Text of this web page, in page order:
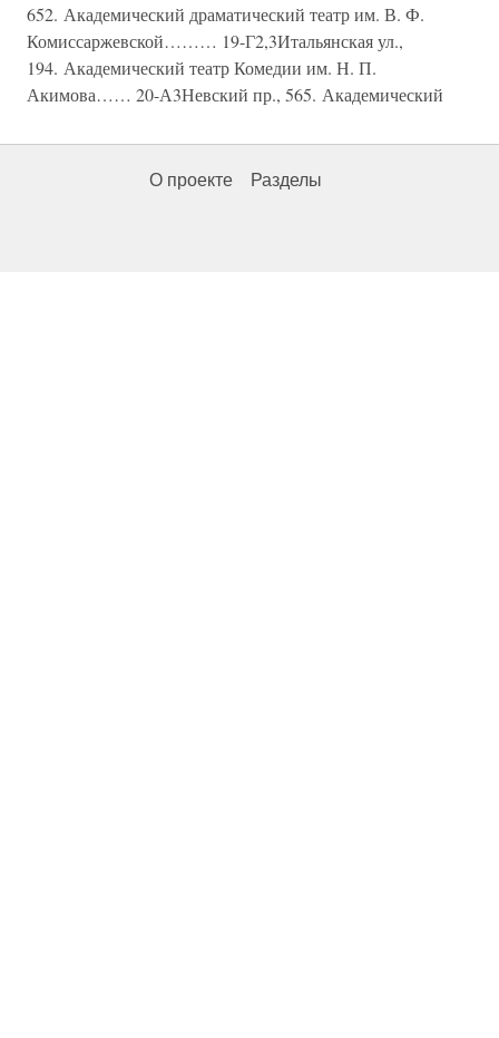
652. Академический драматический театр им. В. Ф.
Комиссаржевской……… 19-Г2,3Итальянская ул.,
194. Академический театр Комедии им. Н. П.
Акимова…… 20-А3Невский пр., 565. Академический
О проекте Разделы